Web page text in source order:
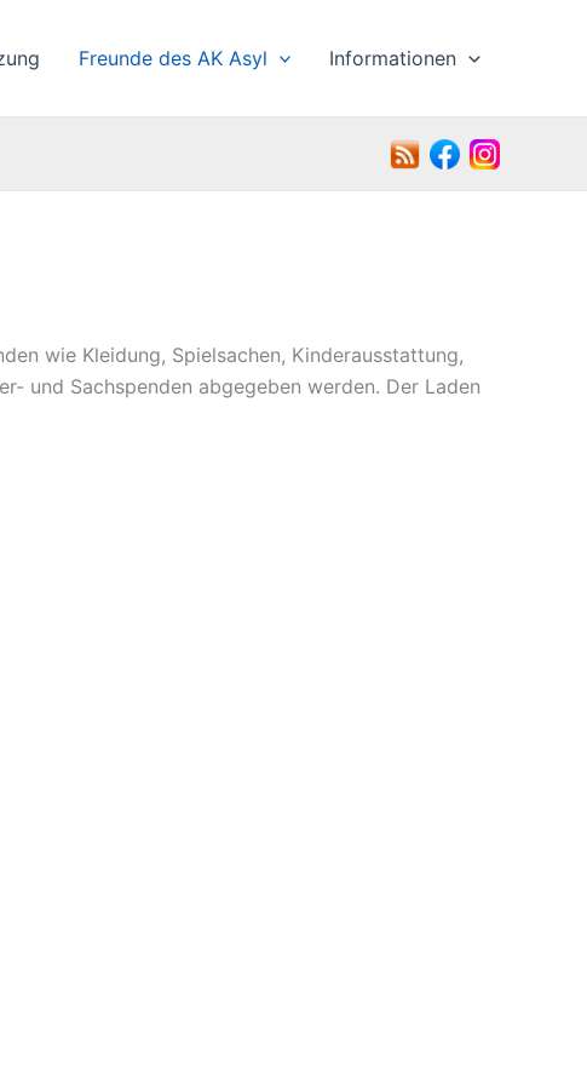
Freunde des AK Asyl Informationen
wie Kleidung, Spielsachen, Kinderausstattung,
und Sachspenden abgegeben werden. Der Laden